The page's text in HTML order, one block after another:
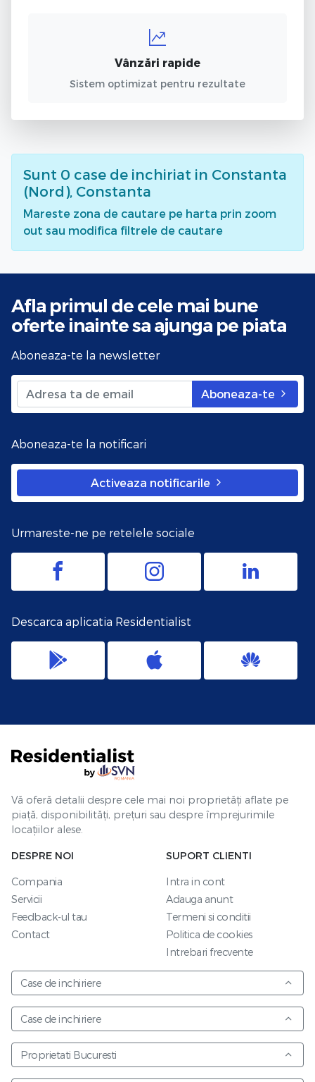
Vânzări rapide
Sistem optimizat pentru rezultate
Sunt 0 case de inchiriat in Constanta
(Nord), Constanta
Mareste zona de cautare pe harta prin zoom
out sau modifica filtrele de cautare
Afla primul de cele mai bune
oferte inainte sa ajunga pe piata
Aboneaza-te la newsletter
Aboneaza-te
Aboneaza-te la notificari
Activeaza notificarile
Urmareste-ne pe retelele sociale
Descarca aplicatia Residentialist
Vă oferă detalii despre cele mai noi proprietăți aflate pe
piață, disponibilități, prețuri sau despre împrejurimile
locațiilor alese.
DESPRE NOI
Compania
Servicii
Feedback-ul tau
Contact
SUPORT CLIENTI
Intra in cont
Adauga anunt
Termeni si conditii
Politica de cookies
Intrebari frecvente
Case de inchiriere
Case de inchiriere
Proprietati Bucuresti